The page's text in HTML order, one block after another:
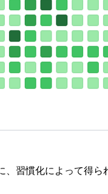
習慣化によって得ら